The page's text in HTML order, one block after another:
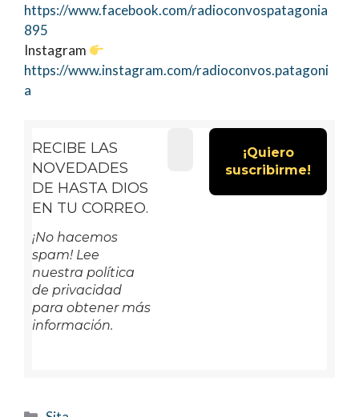
https://www.facebook.com/radioconvospatagonia
895
Instagram
https://www.instagram.com/radioconvos.patagoni
a
RECIBE LAS
NOVEDADES
DE HASTA DIOS
EN TU CORREO.
¡No hacemos
spam! Lee
nuestra política
de privacidad
para obtener más
información.